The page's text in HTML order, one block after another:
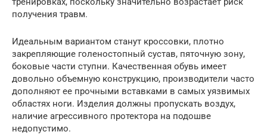
получения травм.
Идеальным вариантом станут кроссовки, плотно
закрепляющие голеностопный сустав, пяточную зону,
боковые части ступни. Качественная обувь имеет
довольно объемную конструкцию, производители часто
дополняют ее прочными вставками в самых уязвимых
областях ноги. Изделия должны пропускать воздух,
наличие агрессивного протектора на подошве
недопустимо.